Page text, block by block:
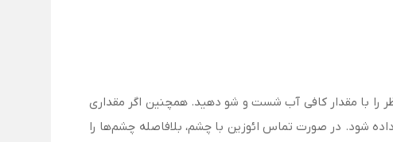
را با مقدار کافی آب شست و شو دهید. همچنین اگر مقداری
شود. در صورت تماس ائوزین با چشم، بلافاصله چشم‌ها را